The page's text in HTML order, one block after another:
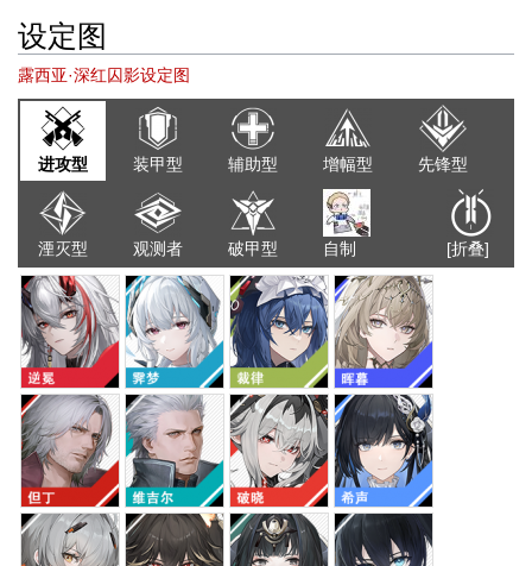
设定图
露西亚·深红囚影设定图
进攻型 装甲型 辅助型 增幅型 先锋型
湮灭型 观测者 破甲型 自制 [折叠]